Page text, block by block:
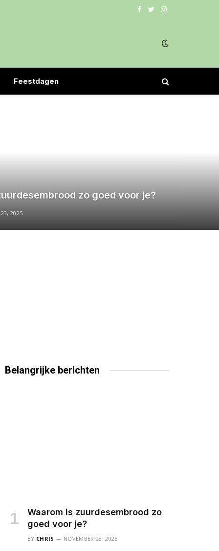
Facebook
TwitterInstagram
Feestdagen
zo goed voor je?
23, 2025
Belangrijke berichten
Waarom is zuurdesembrood zo
goed voor je?
BY CHRIS NOVEMBER 23, 2025